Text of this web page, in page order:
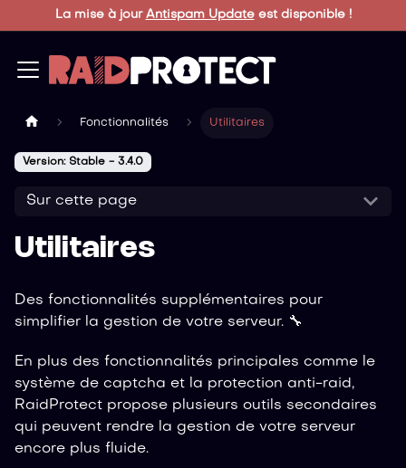
La mise à jour Antispam Updateest disponible !
Fonctionnalités Utilitaires
Version: Stable - 3.4.0
Sur cette page
Utilitaires
Des fonctionnalités supplémentaires pour
simplifier la gestion de votre serveur. 🔧
En plus des fonctionnalités principales comme le
système de captcha et la protection anti-raid,
RaidProtect propose plusieurs outils secondaires
qui peuvent rendre la gestion de votre serveur
encore plus fluide.